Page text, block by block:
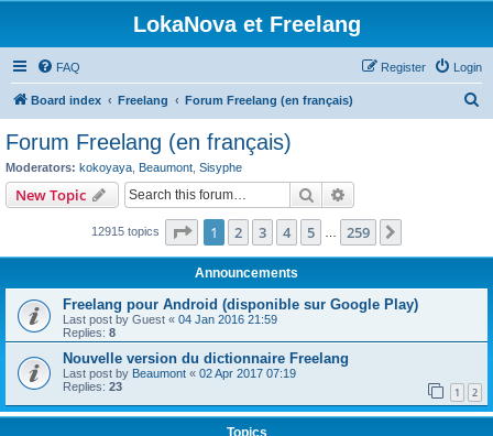
LokaNova et Freelang
FAQ Login
Register
Board index Freelang Forum Freelang (en français)
Forum Freelang (en français)
Moderators: kokoyaya Beaumont Sisyphe
New Topic Search
12915 topics Page 1of 259
1 2 3 4 5 259
Announcements
Freelang pour Android (disponible sur Google Play)
Last post by Guest « 04 Jan 2016 21:59
Replies: 8
Nouvelle version du dictionnaire Freelang
Last post by Beaumont « 02 Apr 2017 07:19
Replies: 23 1 2
Topics